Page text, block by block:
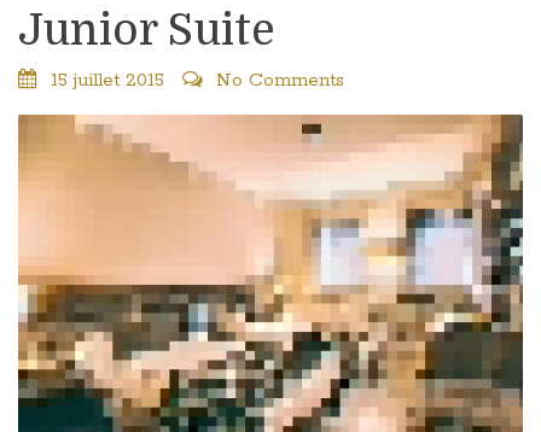
Junior Suite
15 juillet 2015 No Comments